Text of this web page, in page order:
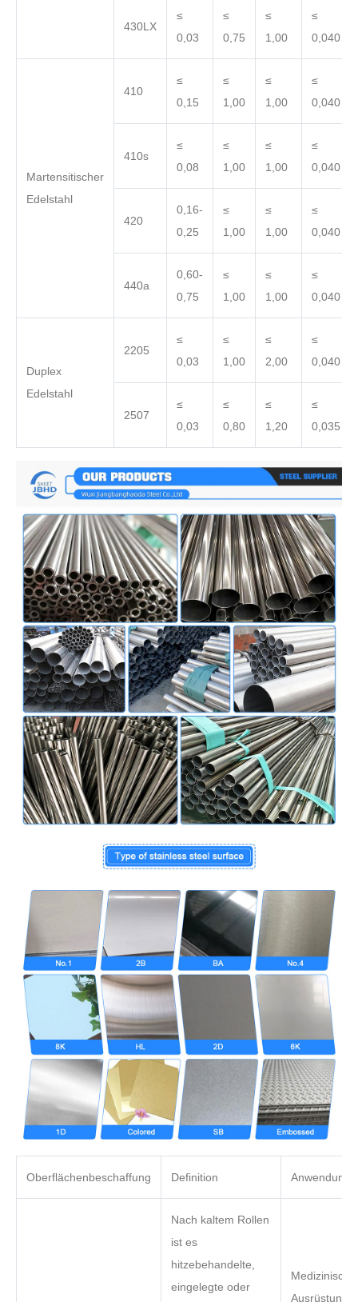
430LX
≤
0,03
≤
0,75
≤
1,00
≤
0,040
Martensitischer
Edelstahl
410
≤
0,15
≤
1,00
≤
1,00
≤
0,040
410s
≤
0,08
≤
1,00
≤
1,00
≤
0,040
420
0,16-
0,25
≤
1,00
≤
1,00
≤
0,040
440a
0,60-
0,75
≤
1,00
≤
1,00
≤
0,040
Duplex
Edelstahl
2205
≤
0,03
≤
1,00
≤
2,00
≤
0,040
2507
≤
0,03
≤
0,80
≤
1,20
≤
0,035
Oberflächenbeschaffung Definition Anwendung
Nach kaltem Rollen
ist es
hitzebehandelte,
eingelegte oder
Medizinische
Ausrüstung,